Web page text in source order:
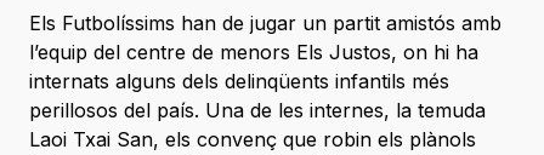
Els Futbolíssims han de jugar un partit amistós amb
l’equip del centre de menors Els Justos, on hi ha
internats alguns dels delinqüents infantils més
perillosos del país. Una de les internes, la temuda
Laoi Txai San, els convenç que robin els plànols